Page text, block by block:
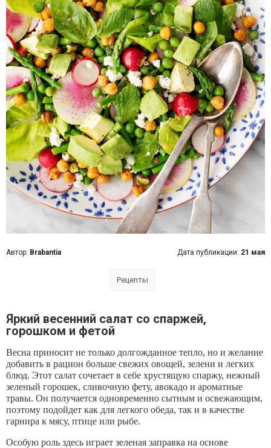
Яркий весенний салат со спаржей,
горошком и фетой
Весна приносит не только долгожданное тепло, но и желание
добавить в рацион больше свежих овощей, зелени и легких
блюд. Этот салат сочетает в себе хрустящую спаржу, нежный
зеленый горошек, сливочную фету, авокадо и ароматные
травы. Он получается одновременно сытным и освежающим,
поэтому подойдет как для легкого обеда, так и в качестве
гарнира к мясу, птице или рыбе.
Особую роль здесь играет зеленая заправка на основе
Автор: Brabantia Дата публикации: 21 мая
Рецепты